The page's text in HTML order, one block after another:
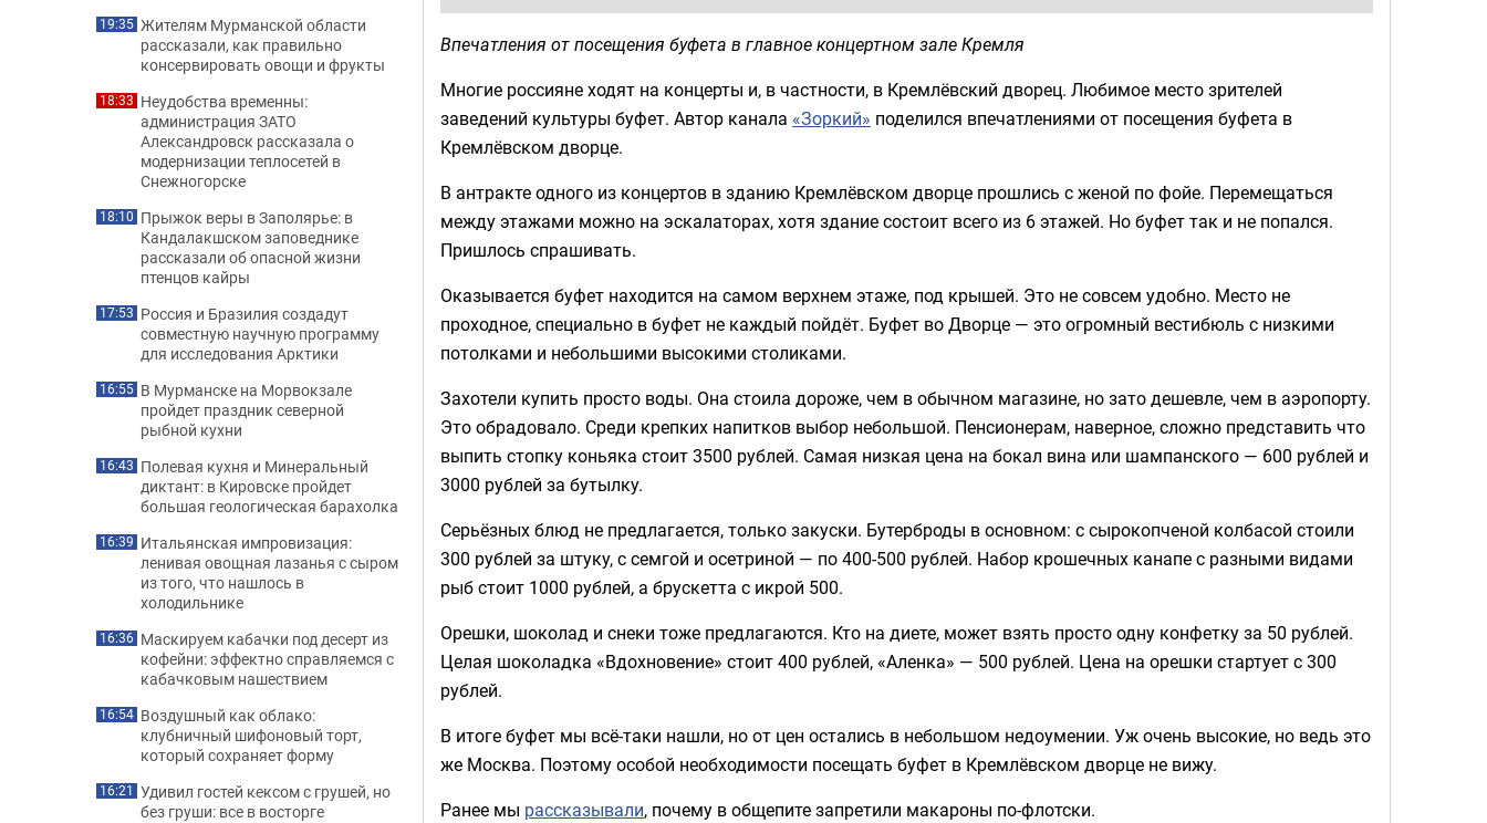
Впечатления от посещения буфета в главное концертном зале Кремля
Многие россияне ходят на концерты и, в частности, в Кремлёвский дворец. Любимое место зрителей
заведений культуры буфет. Автор канала «Зоркий» поделился впечатлениями от посещения буфета в
Кремлёвском дворце.
В антракте одного из концертов в зданию Кремлёвском дворце прошлись с женой по фойе. Перемещаться
между этажами можно на эскалаторах, хотя здание состоит всего из 6 этажей. Но буфет так и не попался.
Пришлось спрашивать.
Оказывается буфет находится на самом верхнем этаже, под крышей. Это не совсем удобно. Место не
проходное, специально в буфет не каждый пойдёт. Буфет во Дворце — это огромный вестибюль с низкими
потолками и небольшими высокими столиками.
Захотели купить просто воды. Она стоила дороже, чем в обычном магазине, но зато дешевле, чем в аэропорту.
Это обрадовало. Среди крепких напитков выбор небольшой. Пенсионерам, наверное, сложно представить что
выпить стопку коньяка стоит 3500 рублей. Самая низкая цена на бокал вина или шампанского — 600 рублей и
3000 рублей за бутылку.
Серьёзных блюд не предлагается, только закуски. Бутерброды в основном: с сырокопченой колбасой стоили
300 рублей за штуку, с семгой и осетриной — по 400-500 рублей. Набор крошечных канапе с разными видами
рыб стоит 1000 рублей, а брускетта с икрой 500.
Орешки, шоколад и снеки тоже предлагаются. Кто на диете, может взять просто одну конфетку за 50 рублей.
Целая шоколадка «Вдохновение» стоит 400 рублей, «Аленка» — 500 рублей. Цена на орешки стартует с 300
рублей.
В итоге буфет мы всё-таки нашли, но от цен остались в небольшом недоумении. Уж очень высокие, но ведь это
же Москва. Поэтому особой необходимости посещать буфет в Кремлёвском дворце не вижу.
Ранее мы рассказывали, почему в общепите запретили макароны по-флотски.
19:35 Жителям Мурманской области
рассказали, как правильно
консервировать овощи и фрукты
18:33 Неудобства временны:
администрация ЗАТО
Александровск рассказала о
модернизации теплосетей в
Снежногорске
18:10 Прыжок веры в Заполярье: в
Кандалакшском заповеднике
рассказали об опасной жизни
птенцов кайры
17:53 Россия и Бразилия создадут
совместную научную программу
для исследования Арктики
16:55 В Мурманске на Морвокзале
пройдет праздник северной
рыбной кухни
16:43 Полевая кухня и Минеральный
диктант: в Кировске пройдет
большая геологическая барахолка
16:39 Итальянская импровизация:
ленивая овощная лазанья с сыром
из того, что нашлось в
холодильнике
16:36 Маскируем кабачки под десерт из
кофейни: эффектно справляемся с
кабачковым нашествием
16:54 Воздушный как облако:
клубничный шифоновый торт,
который сохраняет форму
16:21 Удивил гостей кексом с грушей, но
без груши: все в восторге